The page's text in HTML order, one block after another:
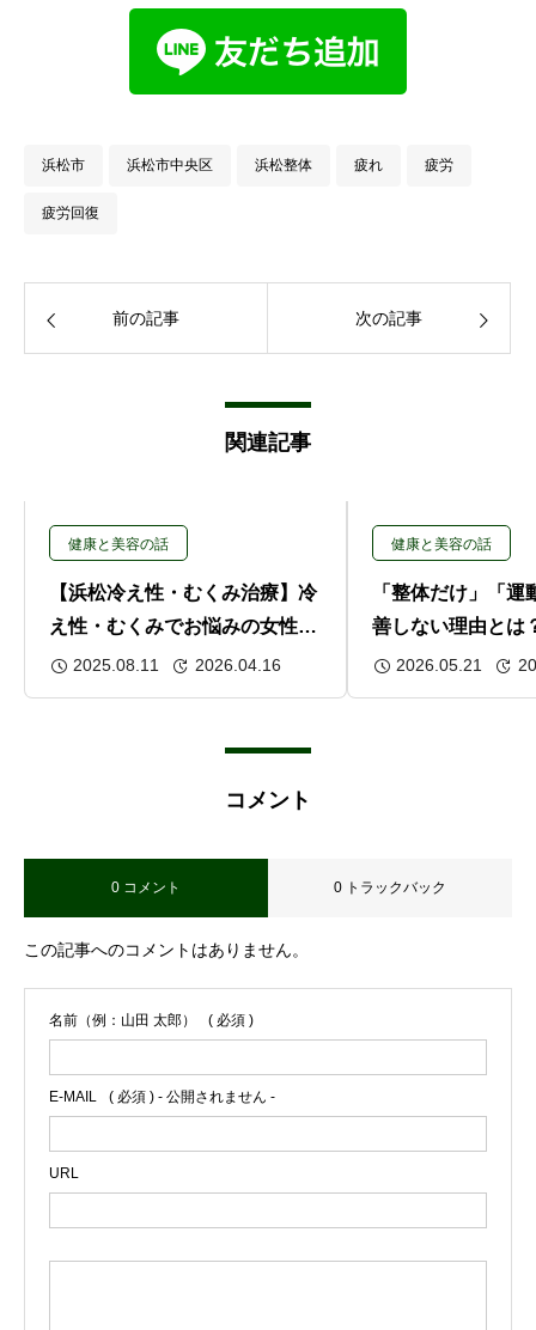
浜松市 浜松市中央区 浜松整体 疲れ 疲労
疲労回復
前の記事 次の記事
関連記事
健康と美容の話
【浜松冷え性・むくみ治療】冷
え性・むくみでお悩みの女性へ
｜整体で骨盤と血流を整え快適
な毎日を
2025.08.11 2026.04.16
健康と美容の話
「整体だけ」「運
善しない理由とは
学の視点から解説
2026.05.21
コメント
0 コメント 0 トラックバック
この記事へのコメントはありません。
名前（例：山田 太郎） ( 必須 )
E-MAIL ( 必須 ) - 公開されません -
URL